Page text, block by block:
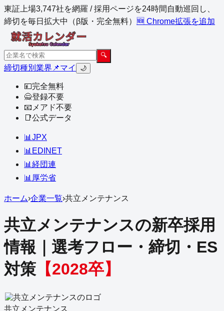
東証上場3,747社を網羅 / 採用ページを24時間自動巡回し、
締切を毎日拡大中（β版・完全無料）
🆕 Chrome拡張を追加
🔍
締切種別 業界 📌マイ 🌙
💴完全無料
🙅登録不要
📧 メアド不要
📑公式データ
📊 JPX
📊 EDINET
📊 経団連
📊 厚労省
ホーム›企業一覧›共立メンテナンス
共立メンテナンスの新卒採用
情報｜選考フロー・締切・ES
対策 【2028卒】
共立メンテナンス